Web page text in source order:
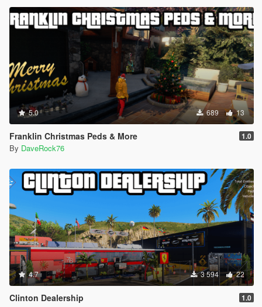
5.0 689 13
Franklin Christmas Peds & More 1.0
By DaveRock76
4.7 3 594 22
Clinton Dealership 1.0